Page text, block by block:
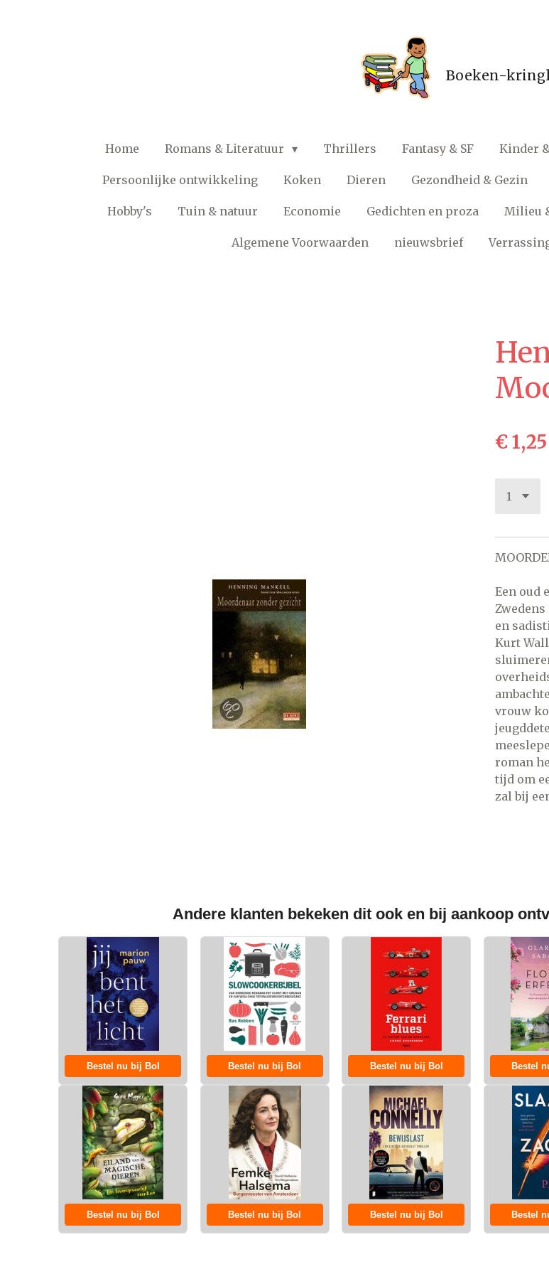
Boeken-
Home Romans & Literatuur Thrillers Fantasy & SF Kinder
Persoonlijke ontwikkeling Koken Dieren Gezondheid & Gezin
Hobby's Tuin & natuur Economie Gedichten en proza Milieu
Algemene Voorwaarden nieuwsbrief
€ 1,25
Een oud
en
Kurt
vrouw
roman
tijd om
zal bij
Andere klanten bekeken dit ook en bij aankoop
Bestel nu bij Bol Bestel nu bij Bol Bestel nu bij Bol Bestel
Bestel nu bij Bol Bestel nu bij Bol Bestel nu bij Bol Bestel